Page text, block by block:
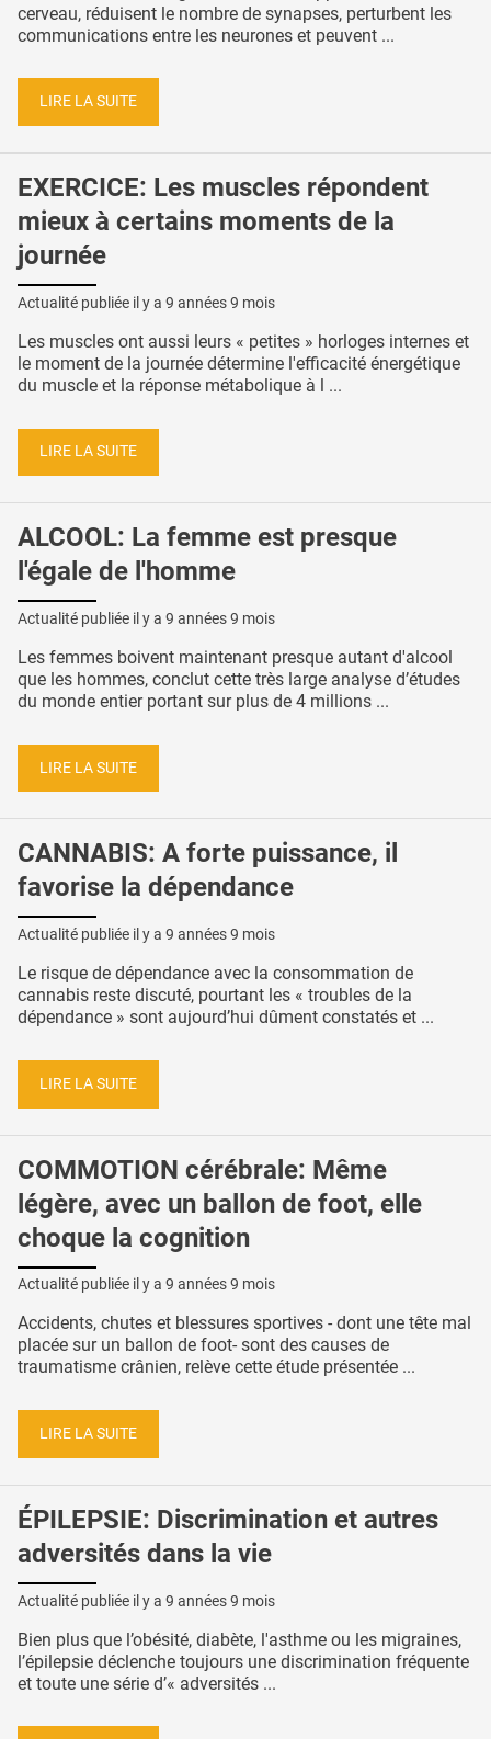
cerveau, réduisent le nombre de synapses, perturbent les
communications entre les neurones et peuvent ...
LIRE LA SUITE
EXERCICE: Les muscles répondent
mieux à certains moments de la
journée
Actualité publiée il y a 9 années 9 mois
Les muscles ont aussi leurs « petites » horloges internes et
le moment de la journée détermine l'efficacité énergétique
du muscle et la réponse métabolique à l ...
LIRE LA SUITE
ALCOOL: La femme est presque
l'égale de l'homme
Actualité publiée il y a 9 années 9 mois
Les femmes boivent maintenant presque autant d'alcool
que les hommes, conclut cette très large analyse d’études
du monde entier portant sur plus de 4 millions ...
LIRE LA SUITE
CANNABIS: A forte puissance, il
favorise la dépendance
Actualité publiée il y a 9 années 9 mois
Le risque de dépendance avec la consommation de
cannabis reste discuté, pourtant les « troubles de la
dépendance » sont aujourd’hui dûment constatés et ...
LIRE LA SUITE
COMMOTION cérébrale: Même
légère, avec un ballon de foot, elle
choque la cognition
Actualité publiée il y a 9 années 9 mois
Accidents, chutes et blessures sportives - dont une tête mal
placée sur un ballon de foot- sont des causes de
traumatisme crânien, relève cette étude présentée ...
LIRE LA SUITE
ÉPILEPSIE: Discrimination et autres
adversités dans la vie
Actualité publiée il y a 9 années 9 mois
Bien plus que l’obésité, diabète, l'asthme ou les migraines,
l’épilepsie déclenche toujours une discrimination fréquente
et toute une série d’« adversités ...